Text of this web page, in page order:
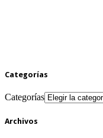
Categorías
Categorías
Archivos